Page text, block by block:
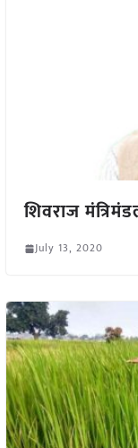
शिवराज
July 13, 2020